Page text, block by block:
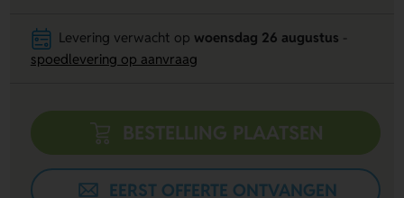
Levering verwacht op woensdag 26 augustus
spoedlevering op aanvraag
BESTELLING PLAATSEN
EERST OFFERTE ONTVANGEN